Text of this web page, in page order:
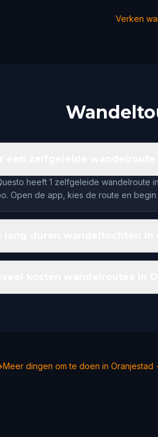
Verken
heeft 1 zelfgeleide wandelroute
Open de app, kies de route en
Meer dingen om te doen in Oranjestad